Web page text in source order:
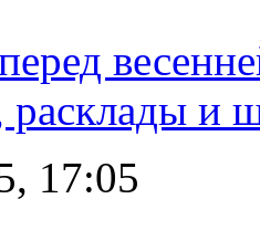
расклады и
17:05